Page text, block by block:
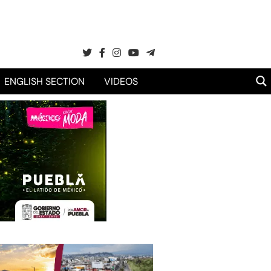
ENGLISH SECTION VIDEOS